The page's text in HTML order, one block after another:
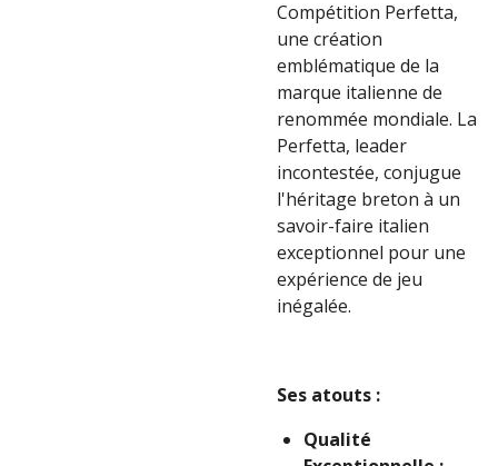
Compétition Perfetta,
une création
emblématique de la
marque italienne de
renommée mondiale. La
Perfetta, leader
incontestée, conjugue
l'héritage breton à un
savoir-faire italien
exceptionnel pour une
expérience de jeu
inégalée.
Ses atouts :
Qualité